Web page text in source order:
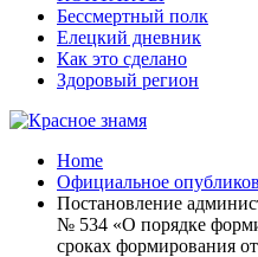
Бессмертный полк
Елецкий дневник
Как это сделано
Здоровый регион
Home
Официальное
Постановление
№ 534 «О порядке
сроках формирования